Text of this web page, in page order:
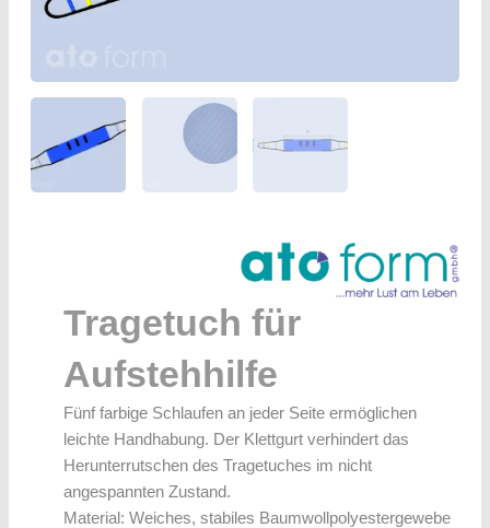
Tragetuch für
Aufstehhilfe
Fünf farbige Schlaufen an jeder Seite ermöglichen
leichte Handhabung. Der Klettgurt verhindert das
Herunterrutschen des Tragetuches im nicht
angespannten Zustand.
Material: Weiches, stabiles Baumwollpolyestergewebe